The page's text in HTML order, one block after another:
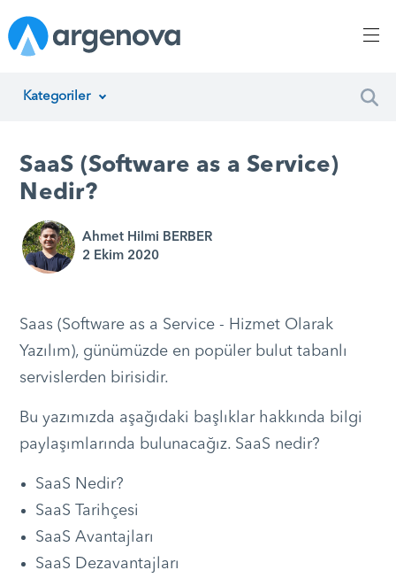
Kategoriler
Argenova
Yazılım Geliştirme
Girişimcilik
Müşteri Hizmetleri
Teknoloji
SaaS (Software as a Service)
Nedir?
Ahmet Hilmi BERBER
2 Ekim 2020
Saas (Software as a Service - Hizmet Olarak
Yazılım), günümüzde en popüler bulut tabanlı
servislerden birisidir.
Bu yazımızda aşağıdaki başlıklar hakkında bilgi
paylaşımlarında bulunacağız. SaaS nedir?
SaaS Nedir?
SaaS Tarihçesi
SaaS Avantajları
SaaS Dezavantajları